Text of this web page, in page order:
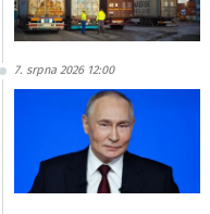
7. srpna 2026 12:00